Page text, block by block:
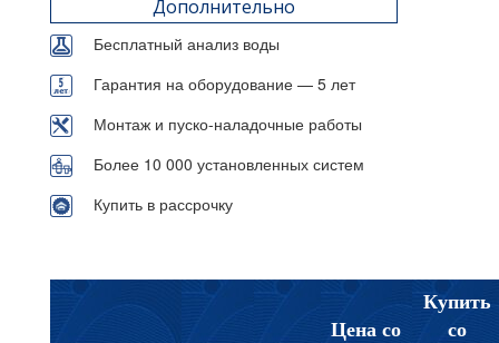
Дополнительно
Бесплатный анализ воды
Гарантия на оборудование — 5 лет
Монтаж и пуско-наладочные работы
Более 10 000 установленных систем
Купить в рассрочку
Цена со
Купить
со